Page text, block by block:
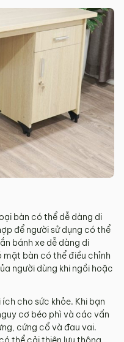
bàn có thể dễ dàng di
để người sử dụng có thể
bánh xe dễ dàng di
mặt bàn có thể điều chỉnh
người dùng khi ngồi hoặc
cho sức khỏe. Khi bạn
cơ béo phì và các vấn
cứng cổ và đau vai.